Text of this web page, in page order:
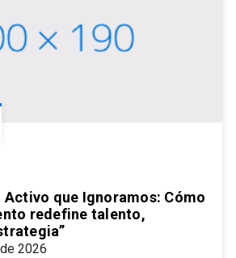
Activo que Ignoramos: Cómo
redefine talento,
2026